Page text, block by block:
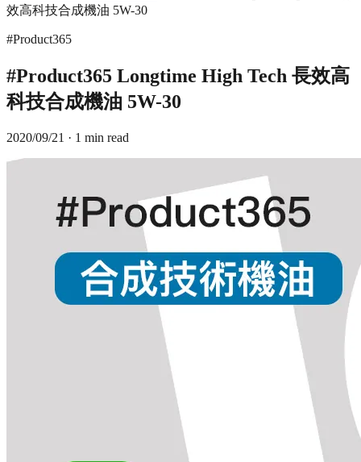
效高科技合成機油 5W-30
#Product365
#Product365 Longtime High Tech 長效高
科技合成機油 5W-30
2020/09/21 · 1 min read